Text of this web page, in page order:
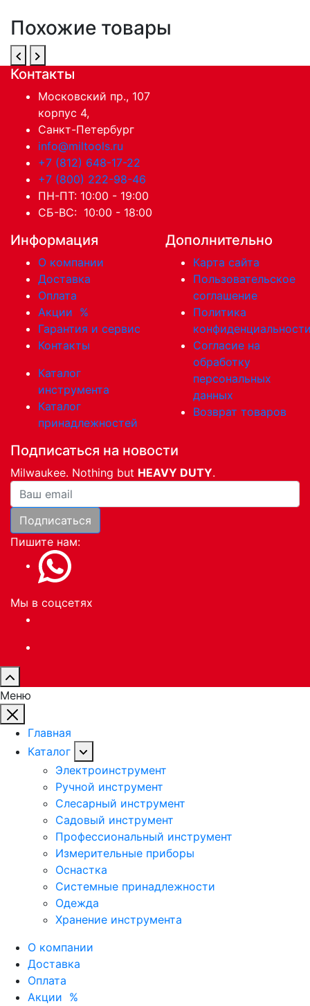
Похожие товары
Контакты
Московский пр., 107
корпус 4,
Санкт-Петербург
info@miltools.ru
+7 (812) 648-17-22
+7 (800) 222-98-46
ПН-ПТ: 10:00 - 19:00
СБ-ВС: 10:00 - 18:00
Информация
О компании
Доставка
Оплата
Акции %
Гарантия и сервис
Контакты
Каталог
инструмента
Каталог
принадлежностей
Дополнительно
Карта сайта
Пользовательское
соглашение
Политика
Согласие на
обработку
персональных
данных
Возврат товаров
Подписаться на новости
Milwaukee. Nothing but HEAVY DUTY.
Ваша почта
Подписаться
Пишите нам:
Мы в соцсетях
Меню
Главная
Каталог
Электроинструмент
Ручной инструмент
Слесарный инструмент
Садовый инструмент
Профессиональный инструмент
Измерительные приборы
Оснастка
Системные принадлежности
Одежда
Хранение инструмента
О компании
Доставка
Оплата
Акции %